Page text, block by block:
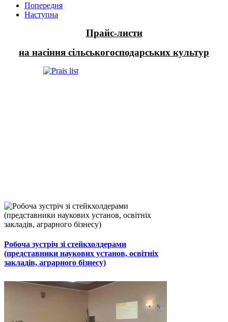
Попередня
Наступна
Прайс-листи
на насіння сільськогосподарських культур
Робоча зустріч зі стейкхолдерами
(представники наукових установ, освітніх
закладів, аграрного бізнесу)